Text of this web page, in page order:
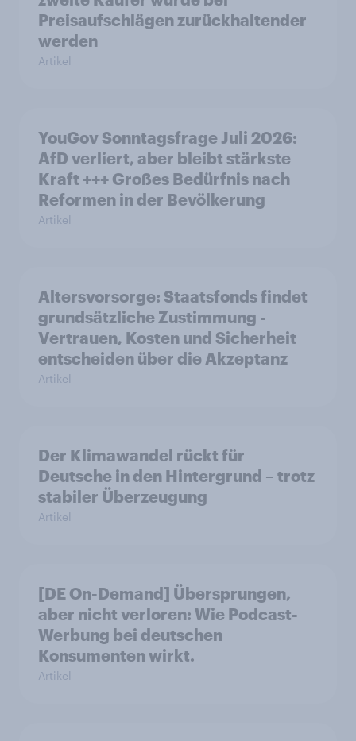
Preisaufschlägen zurückhaltender
werden
Artikel
YouGov Sonntagsfrage Juli 2026:
AfD verliert, aber bleibt stärkste
Kraft +++ Großes Bedürfnis nach
Reformen in der Bevölkerung
Artikel
Altersvorsorge: Staatsfonds findet
grundsätzliche Zustimmung -
Vertrauen, Kosten und Sicherheit
entscheiden über die Akzeptanz
Artikel
Der Klimawandel rückt für
Deutsche in den Hintergrund – trotz
stabiler Überzeugung
Artikel
[DE On-Demand] Übersprungen,
aber nicht verloren: Wie Podcast-
Werbung bei deutschen
Konsumenten wirkt.
Artikel